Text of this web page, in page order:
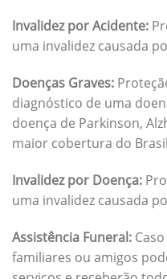
Invalidez por Acidente:
uma invalidez causada
Doenças Graves:
diagnóstico de uma
doença de Parkinson,
maior cobertura do
Invalidez por Doença:
uma invalidez causada
Assistência Funeral:
familiares ou amigos